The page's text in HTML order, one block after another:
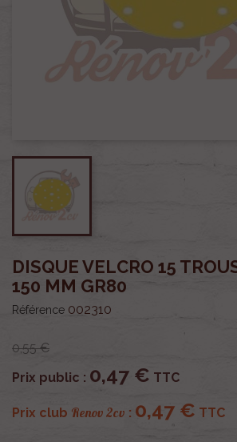
DISQUE VELCRO 15
150 MM GR80
Référence 002310
0,55 €
Prix public : 0,47 € TTC
Prix club Renov 2cv : 0,47 € TTC